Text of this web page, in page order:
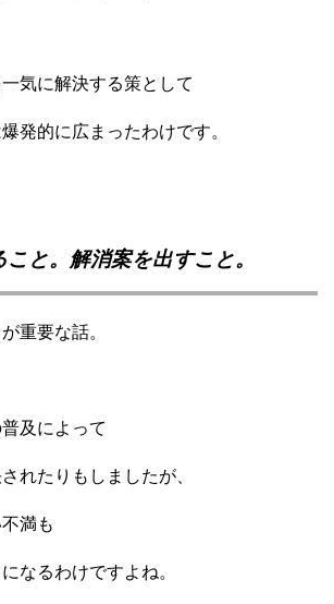
気に解決する策として
発的に広まったわけです。
と。解消案を出すこと。
重要な話。
及によって
れたりもしましたが、
満も
なるわけですよね。